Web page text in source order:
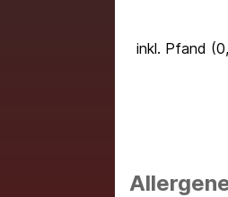
inkl. Pfand